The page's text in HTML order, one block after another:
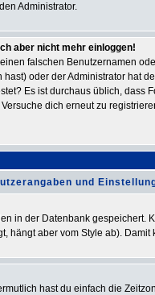
Administrator.
aber nicht mehr einloggen!
falschen Benutzernamen
oder der Administrator hat
Es ist durchaus üblich, dass
dich erneut zu
und
in der Datenbank gespeichert.
hängt aber vom Style ab).
hast du einfach die